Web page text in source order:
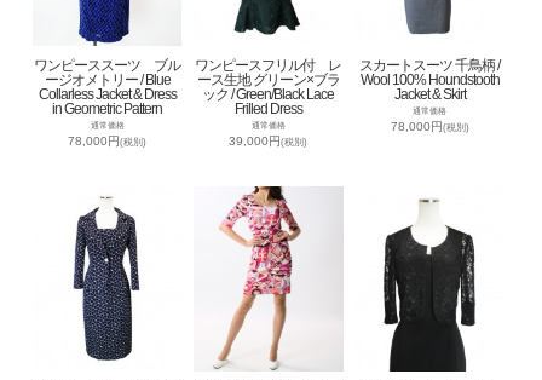
ワンピーススーツ ブル
ージオメトリー / Blue
Collarless Jacket & Dress
in Geometric Pattern
通常価格
78,000円(税別)
ワンピースフリル付 レ
ース生地 グリーン×ブラ
ック / Green/Black Lace
Frilled Dress
通常価格
39,000円(税別)
スカートスーツ 千鳥柄 /
Wool 100% Houndstooth
Jacket & Skirt
通常価格
78,000円(税別)